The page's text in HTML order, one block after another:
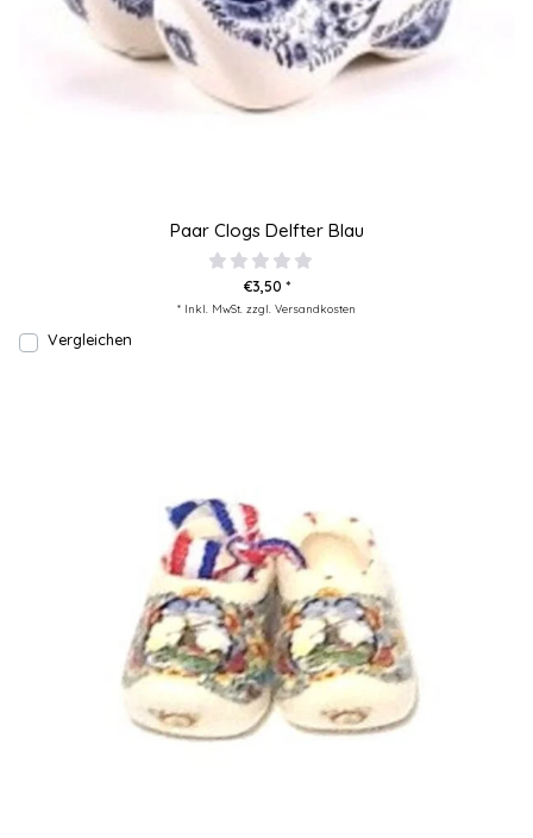
Paar Clogs Delfter Blau
€3,50 *
* Inkl. MwSt. zzgl. Versandkosten
Vergleichen